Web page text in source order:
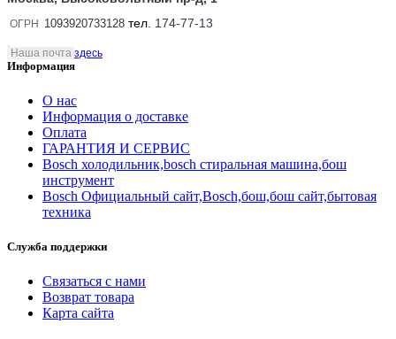
ОГРН 1093920733128 тел. 174-77-13
Наша почта здесь
Информация
О нас
Информация о доставке
Оплата
ГАРАНТИЯ И СЕРВИС
Bosch холодильник,bosch стиральная машина,бош
инструмент
Bosch Официальный сайт,Bosch,бош,бош сайт,бытовая
техника
Служба поддержки
Связаться с нами
Возврат товара
Карта сайта